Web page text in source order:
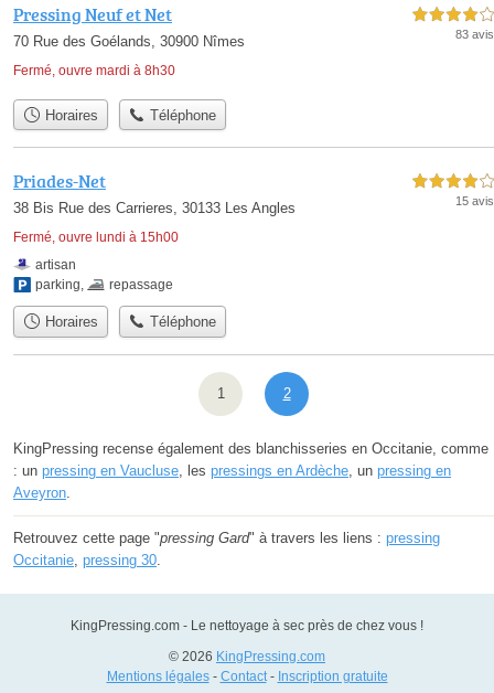
Pressing Neuf et Net
70 Rue des Goélands, 30900 Nîmes
Fermé, ouvre mardi à 8h30
4,0 étoiles sur 5
83 avis
Horaires Téléphone
Priades-Net
38 Bis Rue des Carrieres, 30133 Les Angles
Fermé, ouvre lundi à 15h00
4,0 étoiles sur 5
15 avis
artisan
parking, repassage
Horaires Téléphone
1 2
KingPressing recense également des blanchisseries en Occitanie, comme
: un pressing en Vaucluse , les pressings en Ardèche , un pressing en
Aveyron
Retrouvez cette page "pressing Gard" à travers les liens : pressing
Occitanie pressing 30
KingPressing.com - Le nettoyage à sec près de chez vous !
© 2026 KingPressing.com
Mentions légales- Contact- Inscription gratuite